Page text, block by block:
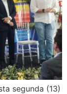
segunda (13)